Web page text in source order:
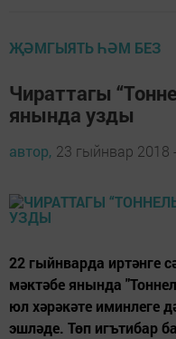
ҖӘМГЫЯТЬ ҺӘМ БЕЗ
Чираттагы
янында узды
автор, 23 гыйнвар 2018
22 гыйнварда иртәнге
мәктәбе янында
юл хәрәкәте иминлеге
эшләде. Төп игътибар